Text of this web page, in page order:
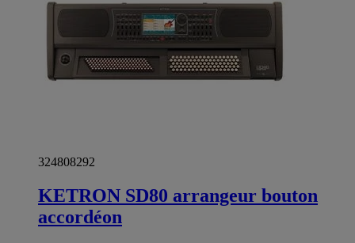
324808292
KETRON SD80 arrangeur bouton
accordéon